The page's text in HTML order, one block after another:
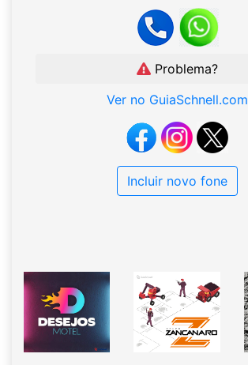
Problema?
Ver no GuiaSchnell.com
Incluir novo fone